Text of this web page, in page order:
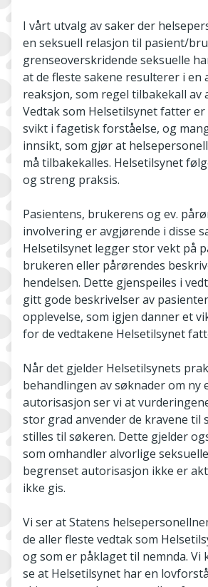
I vårt utvalg av saker der
en seksuell relasjon til pasient/
grenseoverskridende seksuelle
at de fleste sakene resulterer i en
reaksjon, som regel tilbakekall av
Vedtak som Helsetilsynet fatter
svikt i fagetisk forståelse, og
innsikt, som gjør at
må tilbakekalles. Helsetilsynet
og streng praksis.
Pasientens, brukerens og ev.
involvering er avgjørende i disse
Helsetilsynet legger stor vekt på
brukeren eller pårørendes
hendelsen. Dette gjenspeiles i
gitt gode beskrivelser av
opplevelse, som igjen danner et
for de vedtakene Helsetilsynet
Når det gjelder Helsetilsynets
behandlingen av søknader om ny
autorisasjon ser vi at
stor grad anvender de kravene til
stilles til søkeren. Dette gjelder
som omhandler alvorlige
begrenset autorisasjon ikke er
ikke gis.
Vi ser at Statens
de aller fleste vedtak som
og som er påklaget til nemnda. Vi
se at Helsetilsynet har en